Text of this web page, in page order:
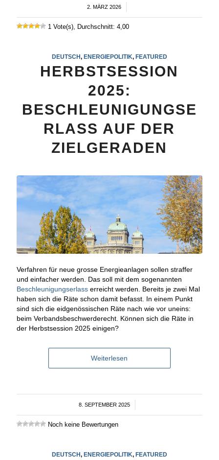
2. MÄRZ 2026
/
1 Vote(s), Durchschnitt: 4,00
DEUTSCH, ENERGIEPOLITIK, FEATURED
HERBSTSESSION
2025:
BESCHLEUNIGUNGSE
RLASS AUF DER
ZIELGERADEN
Verfahren für neue grosse Energieanlagen sollen straffer
und einfacher werden. Das soll mit dem sogenannten
Beschleunigungserlasserreicht werden. Bereits je zwei Mal
haben sich die Räte schon damit befasst. In einem Punkt
sind sich die eidgenössischen Räte nach wie vor uneins:
beim Verbandsbeschwerderecht. Können sich die Räte in
der Herbstsession 2025 einigen?
Weiterlesen
8. SEPTEMBER 2025
/
Noch keine Bewertungen
DEUTSCH, ENERGIEPOLITIK, FEATURED